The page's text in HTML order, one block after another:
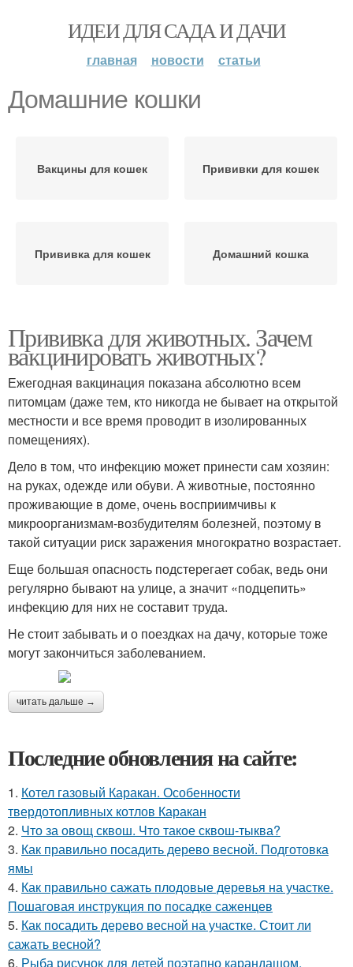
ИДЕИ ДЛЯ САДА И ДАЧИ
главная новости статьи
Домашние кошки
Вакцины для кошек Прививки для кошек
Прививка для кошек Домашний кошка
Прививка для животных. Зачем
вакцинировать животных?
Ежегодная вакцинация показана абсолютно всем
питомцам (даже тем, кто никогда не бывает на открытой
местности и все время проводит в изолированных
помещениях).
Дело в том, что инфекцию может принести сам хозяин:
на руках, одежде или обуви. А животные, постоянно
проживающие в доме, очень восприимчивы к
микроорганизмам-возбудителям болезней, поэтому в
такой ситуации риск заражения многократно возрастает.
Еще большая опасность подстерегает собак, ведь они
регулярно бывают на улице, а значит «подцепить»
инфекцию для них не составит труда.
Не стоит забывать и о поездках на дачу, которые тоже
могут закончиться заболеванием.
читать дальше →
Последние обновления на сайте:
1. Котел газовый Каракан. Особенности
твердотопливных котлов Каракан
2. Что за овощ сквош. Что такое сквош-тыква?
3. Как правильно посадить дерево весной. Подготовка
ямы
4. Как правильно сажать плодовые деревья на участке.
Пошаговая инструкция по посадке саженцев
5. Как посадить дерево весной на участке. Стоит ли
сажать весной?
6. Рыба рисунок для детей поэтапно карандашом.